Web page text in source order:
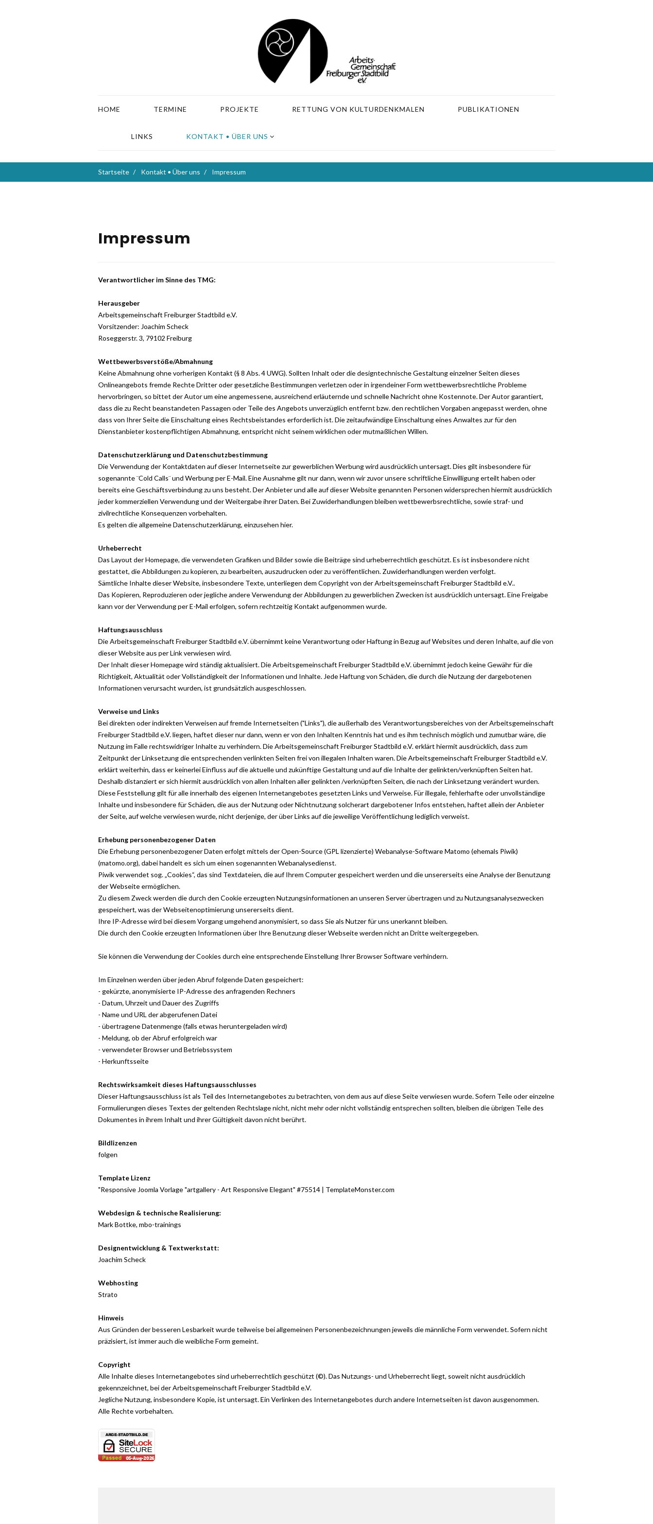
HOME TERMINE PROJEKTE RETTUNG VON KULTURDENKMALEN PUBLIKATIONEN
LINKS KONTAKT • ÜBER UNS
Startseite Kontakt • Über uns Impressum
Impressum
Verantwortlicher im Sinne des TMG:
Herausgeber
Arbeitsgemeinschaft Freiburger Stadtbild e.V.
Vorsitzender: Joachim Scheck
Roseggerstr. 3, 79102 Freiburg
Wettbewerbsverstöße/Abmahnung
Keine Abmahnung ohne vorherigen Kontakt (§ 8 Abs. 4 UWG). Sollten Inhalt oder die designtechnische Gestaltung einzelner Seiten dieses
Onlineangebots fremde Rechte Dritter oder gesetzliche Bestimmungen verletzen oder in irgendeiner Form wettbewerbsrechtliche Probleme
hervorbringen, so bittet der Autor um eine angemessene, ausreichend erläuternde und schnelle Nachricht ohne Kostennote. Der Autor garantiert,
dass die zu Recht beanstandeten Passagen oder Teile des Angebots unverzüglich entfernt bzw. den rechtlichen Vorgaben angepasst werden, ohne
dass von Ihrer Seite die Einschaltung eines Rechtsbeistandes erforderlich ist. Die zeitaufwändige Einschaltung eines Anwaltes zur für den
Dienstanbieter kostenpflichtigen Abmahnung, entspricht nicht seinem wirklichen oder mutmaßlichen Willen.
Datenschutzerklärung und Datenschutzbestimmung
Die Verwendung der Kontaktdaten auf dieser Internetseite zur gewerblichen Werbung wird ausdrücklich untersagt. Dies gilt insbesondere für
sogenannte ¨Cold Calls¨ und Werbung per E-Mail. Eine Ausnahme gilt nur dann, wenn wir zuvor unsere schriftliche Einwilligung erteilt haben oder
bereits eine Geschäftsverbindung zu uns besteht. Der Anbieter und alle auf dieser Website genannten Personen widersprechen hiermit ausdrücklich
jeder kommerziellen Verwendung und der Weitergabe ihrer Daten. Bei Zuwiderhandlungen bleiben wettbewerbsrechtliche, sowie straf- und
zivilrechtliche Konsequenzen vorbehalten.
Es gelten die allgemeine Datenschutzerklärung, einzusehen hier.
Urheberrecht
Das Layout der Homepage, die verwendeten Grafiken und Bilder sowie die Beiträge sind urheberrechtlich geschützt. Es ist insbesondere nicht
gestattet, die Abbildungen zu kopieren, zu bearbeiten, auszudrucken oder zu veröffentlichen. Zuwiderhandlungen werden verfolgt.
Sämtliche Inhalte dieser Website, insbesondere Texte, unterliegen dem Copyright von der Arbeitsgemeinschaft Freiburger Stadtbild e.V..
Das Kopieren, Reproduzieren oder jegliche andere Verwendung der Abbildungen zu gewerblichen Zwecken ist ausdrücklich untersagt. Eine Freigabe
kann vor der Verwendung per E-Mail erfolgen, sofern rechtzeitig Kontakt aufgenommen wurde.
Haftungsausschluss
Die Arbeitsgemeinschaft Freiburger Stadtbild e.V. übernimmt keine Verantwortung oder Haftung in Bezug auf Websites und deren Inhalte, auf die von
dieser Website aus per Link verwiesen wird.
Der Inhalt dieser Homepage wird ständig aktualisiert. Die Arbeitsgemeinschaft Freiburger Stadtbild e.V. übernimmt jedoch keine Gewähr für die
Richtigkeit, Aktualität oder Vollständigkeit der Informationen und Inhalte. Jede Haftung von Schäden, die durch die Nutzung der dargebotenen
Informationen verursacht wurden, ist grundsätzlich ausgeschlossen.
Verweise und Links
Bei direkten oder indirekten Verweisen auf fremde Internetseiten ("Links"), die außerhalb des Verantwortungsbereiches von der Arbeitsgemeinschaft
Freiburger Stadtbild e.V. liegen, haftet dieser nur dann, wenn er von den Inhalten Kenntnis hat und es ihm technisch möglich und zumutbar wäre, die
Nutzung im Falle rechtswidriger Inhalte zu verhindern. Die Arbeitsgemeinschaft Freiburger Stadtbild e.V. erklärt hiermit ausdrücklich, dass zum
Zeitpunkt der Linksetzung die entsprechenden verlinkten Seiten frei von illegalen Inhalten waren. Die Arbeitsgemeinschaft Freiburger Stadtbild e.V.
erklärt weiterhin, dass er keinerlei Einfluss auf die aktuelle und zukünftige Gestaltung und auf die Inhalte der gelinkten/verknüpften Seiten hat.
Deshalb distanziert er sich hiermit ausdrücklich von allen Inhalten aller gelinkten /verknüpften Seiten, die nach der Linksetzung verändert wurden.
Diese Feststellung gilt für alle innerhalb des eigenen Internetangebotes gesetzten Links und Verweise. Für illegale, fehlerhafte oder unvollständige
Inhalte und insbesondere für Schäden, die aus der Nutzung oder Nichtnutzung solcherart dargebotener Infos entstehen, haftet allein der Anbieter
der Seite, auf welche verwiesen wurde, nicht derjenige, der über Links auf die jeweilige Veröffentlichung lediglich verweist.
Erhebung personenbezogener Daten
Die Erhebung personenbezogener Daten erfolgt mittels der Open-Source (GPL lizenzierte) Webanalyse-Software Matomo (ehemals Piwik)
(matomo.org), dabei handelt es sich um einen sogenannten Webanalysedienst.
Piwik verwendet sog. „Cookies“, das sind Textdateien, die auf Ihrem Computer gespeichert werden und die unsererseits eine Analyse der Benutzung
der Webseite ermöglichen.
Zu diesem Zweck werden die durch den Cookie erzeugten Nutzungsinformationen an unseren Server übertragen und zu Nutzungsanalysezwecken
gespeichert, was der Webseitenoptimierung unsererseits dient.
Ihre IP-Adresse wird bei diesem Vorgang umge­hend anony­mi­siert, so dass Sie als Nutzer für uns unerkannt bleiben.
Die durch den Cookie erzeugten Informationen über Ihre Benutzung dieser Webseite werden nicht an Dritte weitergegeben.
Sie können die Verwendung der Cookies durch eine entsprechende Einstellung Ihrer Browser Software verhindern.
Im Einzelnen werden über jeden Abruf folgende Daten gespeichert:
- gekürzte, anonymisierte IP-Adresse des anfragenden Rechners
- Datum, Uhrzeit und Dauer des Zugriffs
- Name und URL der abgerufenen Datei
- übertragene Datenmenge (falls etwas heruntergeladen wird)
- Meldung, ob der Abruf erfolgreich war
- verwendeter Browser und Betriebssystem
- Herkunftsseite
Rechtswirksamkeit dieses Haftungsausschlusses
Dieser Haftungsausschluss ist als Teil des Internetangebotes zu betrachten, von dem aus auf diese Seite verwiesen wurde. Sofern Teile oder einzelne
Formulierungen dieses Textes der geltenden Rechtslage nicht, nicht mehr oder nicht vollständig entsprechen sollten, bleiben die übrigen Teile des
Dokumentes in ihrem Inhalt und ihrer Gültigkeit davon nicht berührt.
Bildlizenzen
folgen
Template Lizenz
"Responsive Joomla Vorlage "artgallery - Art Responsive Elegant" #75514 | TemplateMonster.com
Webdesign & technische Realisierung:
Mark Bottke, mbo-trainings
Designentwicklung & Textwerkstatt:
Joachim Scheck
Webhosting
Strato
Hinweis
Aus Gründen der besseren Lesbarkeit wurde teilweise bei allgemeinen Personenbezeichnungen jeweils die männliche Form verwendet. Sofern nicht
präzisiert, ist immer auch die weibliche Form gemeint.
Copyright
Alle Inhalte dieses Internetangebotes sind urheberrechtlich geschützt (©). Das Nutzungs- und Urheberrecht liegt, soweit nicht ausdrücklich
gekennzeichnet, bei der Arbeitsgemeinschaft Freiburger Stadtbild e.V.
Jegliche Nutzung, insbesondere Kopie, ist untersagt. Ein Verlinken des Internetangebotes durch andere Internetseiten ist davon ausgenommen.
Alle Rechte vorbehalten.